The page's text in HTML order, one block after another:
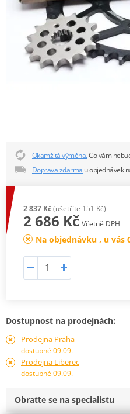
Okamžitá výměna.Co vám
Doprava zdarma u objednávek
2 837 Kč(ušetříte 151 Kč)
2 686 Kč Včetně DPH
Na objednávku , u vás
Dostupnost na prodejnách:
Prodejna Praha
dostupné 09.09.
Prodejna Liberec
dostupné 09.09.
Obraťte se na specialistu